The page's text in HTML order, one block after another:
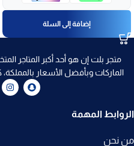
إضافة إلى السلة
متجر بلت إن هو أحد أكبر المتاجر
الماركات وبأفضل الأسعار
الروابط المهمة
من نحن